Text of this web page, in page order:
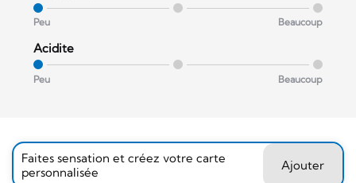
Peu Beaucoup
Acidite
Peu Beaucoup
Faites sensation et créez votre carte
personnalisée
Ajouter